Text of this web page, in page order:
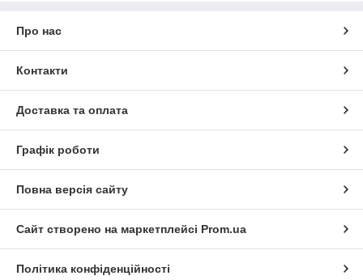
Про нас
Контакти
Доставка та оплата
Графік роботи
Повна версія сайту
Сайт створено на маркетплейсі Prom.ua
Політика конфіденційності